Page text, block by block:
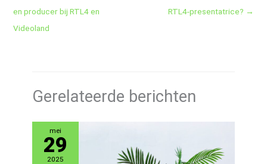
en producer bij RTL4 en
Videoland
RTL4-presentatrice? →
Gerelateerde berichten
mei
29
2025